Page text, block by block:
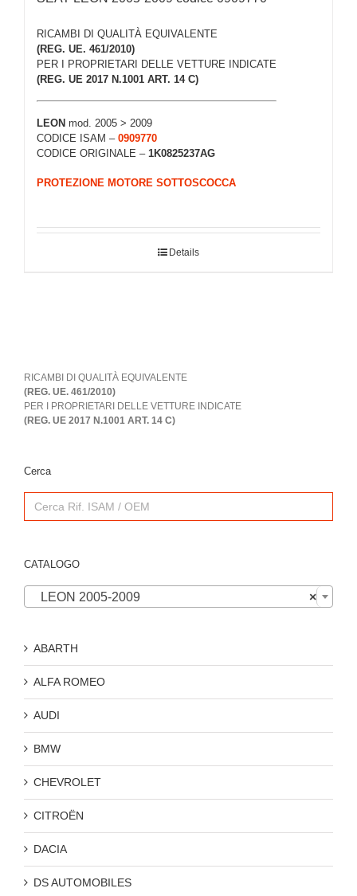
RICAMBI DI QUALITÀ EQUIVALENTE
(REG. UE. 461/2010)
PER I PROPRIETARI DELLE VETTURE INDICATE
(REG. UE 2017 N.1001 ART. 14 C)
LEON mod. 2005 > 2009
CODICE ISAM – 0909770
CODICE ORIGINALE – 1K0825237AG
PROTEZIONE MOTORE SOTTOSCOCCA
Details
RICAMBI DI QUALITÀ EQUIVALENTE
(REG. UE. 461/2010)
PER I PROPRIETARI DELLE VETTURE INDICATE
(REG. UE 2017 N.1001 ART. 14 C)
Cerca
Search
for:
CATALOGO
×
LEON 2005-2009
ABARTH
ALFA ROMEO
AUDI
BMW
CHEVROLET
CITROËN
DACIA
DS AUTOMOBILES